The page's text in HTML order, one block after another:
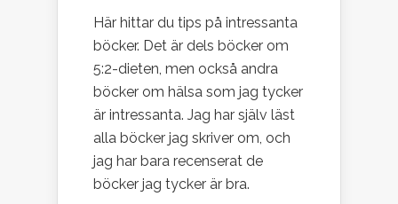
Här hittar du tips på intressanta
böcker. Det är dels böcker om
5:2-dieten, men också andra
böcker om hälsa som jag tycker
är intressanta. Jag har själv läst
alla böcker jag skriver om, och
jag har bara recenserat de
böcker jag tycker är bra.